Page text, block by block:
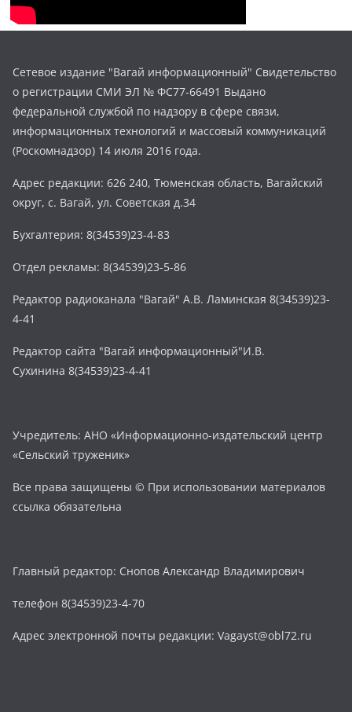
Сетевое издание "Вагай информационный" Свидетельство
о регистрации СМИ ЭЛ № ФС77-66491 Выдано
федеральной службой по надзору в сфере связи,
информационных технологий и массовый коммуникаций
(Роскомнадзор) 14 июля 2016 года.
Адрес редакции: 626 240, Тюменская область, Вагайский
округ, с. Вагай, ул. Советская д.34
Бухгалтерия: 8(34539)23-4-83
Отдел рекламы: 8(34539)23-5-86
Редактор радиоканала "Вагай" А.В. Ламинская 8(34539)23-
4-41
Редактор сайта "Вагай информационный"И.В.
Сухинина 8(34539)23-4-41
Учредитель: АНО «Информационно-издательский центр
«Сельский труженик»
Все права защищены © При использовании материалов
ссылка обязательна
Главный редактор: Снопов Александр Владимирович
телефон 8(34539)23-4-70
Адрес электронной почты редакции: Vagayst@obl72.ru